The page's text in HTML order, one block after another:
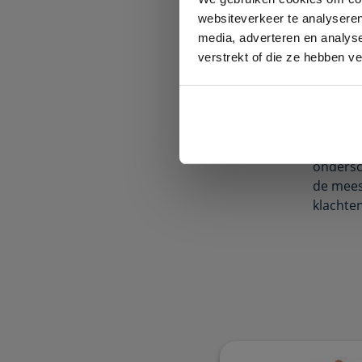
websiteverkeer te
media, adverteren en
verstrekt of die ze hebben
Acute
pols.
de